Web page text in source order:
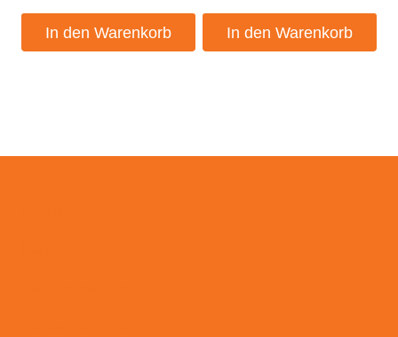
In den Warenkorb In den Warenkorb